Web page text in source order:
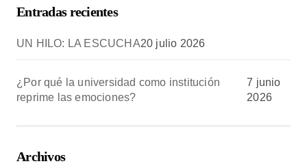
Entradas recientes
UN HILO: LA ESCUCHA20 julio 2026
¿Por qué la universidad como institución
reprime las emociones?
7 junio
2026
Archivos